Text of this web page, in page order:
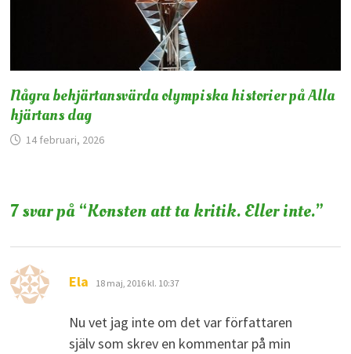
Några behjärtansvärda olympiska historier på Alla
hjärtans dag
14 februari, 2026
7 svar på “Konsten att ta kritik. Eller inte.”
Ela skriver:
18 maj, 2016 kl. 10:37
Nu vet jag inte om det var författaren
själv som skrev en kommentar på min